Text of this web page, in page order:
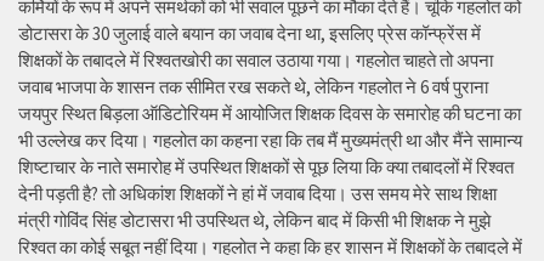
कर्मियों के रूप में अपने समर्थकों को भी सवाल पूछने का मौका देते हैं। चूंकि गहलोत को
डोटासरा के 30 जुलाई वाले बयान का जवाब देना था, इसलिए प्रेस कॉन्फ्रेंस में
शिक्षकों के तबादले में रिश्वतखोरी का सवाल उठाया गया। गहलोत चाहते तो अपना
जवाब भाजपा के शासन तक सीमित रख सकते थे, लेकिन गहलोत ने 6 वर्ष पुराना
जयपुर स्थित बिड़ला ऑडिटोरियम में आयोजित शिक्षक दिवस के समारोह की घटना का
भी उल्लेख कर दिया। गहलोत का कहना रहा कि तब मैं मुख्यमंत्री था और मैंने सामान्य
शिष्टाचार के नाते समारोह में उपस्थित शिक्षकों से पूछ लिया कि क्या तबादलों में रिश्वत
देनी पड़ती है? तो अधिकांश शिक्षकों ने हां में जवाब दिया। उस समय मेरे साथ शिक्षा
मंत्री गोविंद सिंह डोटासरा भी उपस्थित थे, लेकिन बाद में किसी भी शिक्षक ने मुझे
रिश्वत का कोई सबूत नहीं दिया। गहलोत ने कहा कि हर शासन में शिक्षकों के तबादले में